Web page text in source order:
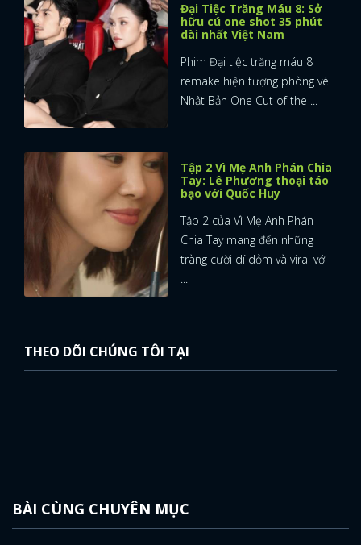
Đại Tiệc Trăng Máu 8: Sở
hữu cú one shot 35 phút
dài nhất Việt Nam
Phim Đại tiệc trăng máu 8
remake hiện tượng phòng vé
Nhật Bản One Cut of the ...
Tập 2 Vì Mẹ Anh Phán Chia
Tay: Lê Phương thoại táo
bạo với Quốc Huy
Tập 2 của Vì Mẹ Anh Phán
Chia Tay mang đến những
tràng cười dí dỏm và viral với
...
THEO DÕI CHÚNG TÔI TẠI
BÀI CÙNG CHUYÊN MỤC